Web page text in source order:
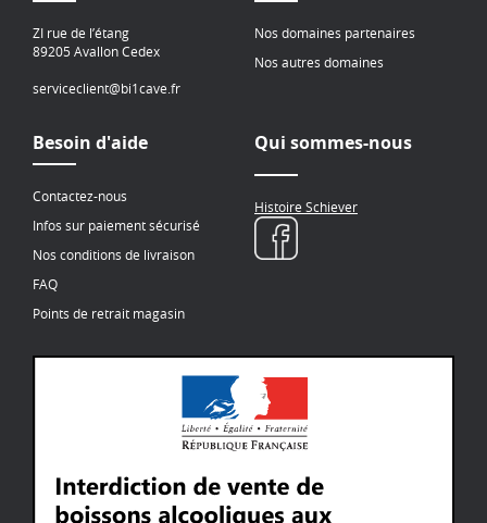
ZI rue de l’étang
89205 Avallon Cedex
serviceclient@bi1cave.fr
Nos domaines partenaires
Nos autres domaines
Besoin d'aide
Contactez-nous
Infos sur paiement sécurisé
Nos conditions de livraison
FAQ
Points de retrait magasin
Qui sommes-nous
Histoire Schiever